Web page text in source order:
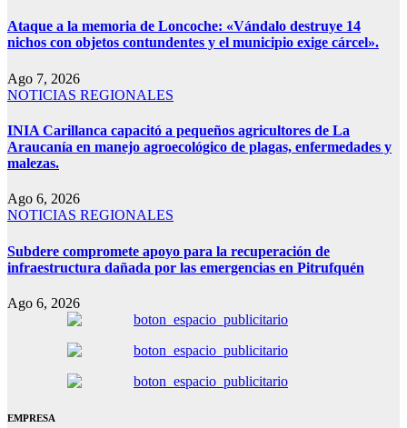
Ataque a la memoria de Loncoche: «Vándalo destruye 14
nichos con objetos contundentes y el municipio exige cárcel».
Ago 7, 2026
NOTICIAS REGIONALES
INIA Carillanca capacitó a pequeños agricultores de La
Araucanía en manejo agroecológico de plagas, enfermedades y
malezas.
Ago 6, 2026
NOTICIAS REGIONALES
Subdere compromete apoyo para la recuperación de
infraestructura dañada por las emergencias en Pitrufquén
Ago 6, 2026
EMPRESA